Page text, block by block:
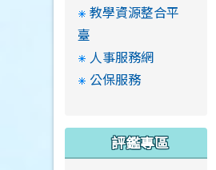
教學資源整合平
臺
人事服務網
公保服務
評鑑專區